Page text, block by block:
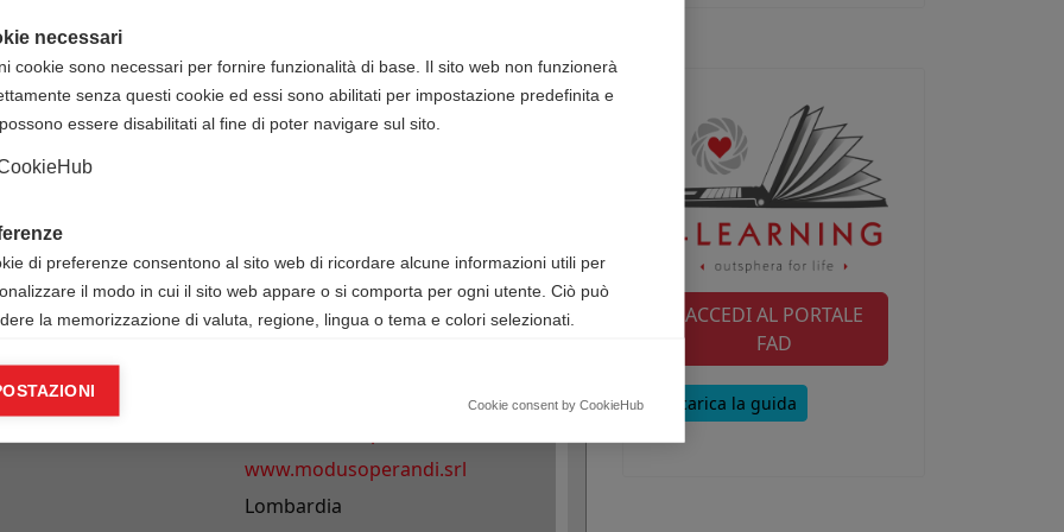
frequentare il
, accreditato presso la Commissione Nazionale
per l'acquisizione di
50 crediti ECMvalidi nell'anno di
corso.
corso la disponibilità e il costo di questa opzione.
INFORMAZIONI
www.modusoperandi.srl
Lombardia
ACCEDI AL PORTALE
FAD
Scarica la guida
necessari
cookie sono necessari per fornire funzionalità di base. Il sito web non funzionerà
senza questi cookie ed essi sono abilitati per impostazione predefinita e
essere disabilitati al fine di poter navigare sul sito.
di preferenze consentono al sito web di ricordare alcune informazioni utili per
il modo in cui il sito web appare o si comporta per ogni utente. Ciò può
la memorizzazione di valuta, regione, lingua o tema e colori selezionati.
analitici ci aiutano a migliorare il nostro sito web raccogliendo e segnalando
Cookie consent by CookieHub